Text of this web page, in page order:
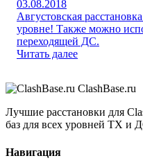
03.08.2018
Августовская
уровне! Также можно
переходящей ДС.
Читать далее
ClashBase.ru
Лучшие расстановки для
баз для всех уровней ТХ и
Навигация